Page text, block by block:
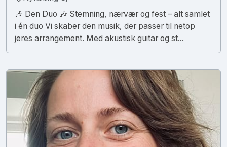
🎶 Den Duo 🎶 Stemning, nærvær og fest – alt samlet
i én duo Vi skaber den musik, der passer til netop
jeres arrangement. Med akustisk guitar og st...